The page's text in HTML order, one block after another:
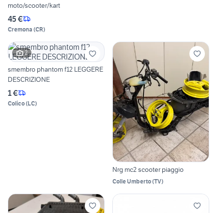
moto/scooter/kart
45 €
Cremona (CR)
2
smembro phantom f12 LEGGERE
DESCRIZIONE
1 €
Colico(LC)
Nrg mc2 scooter piaggio
Colle Umberto(TV)